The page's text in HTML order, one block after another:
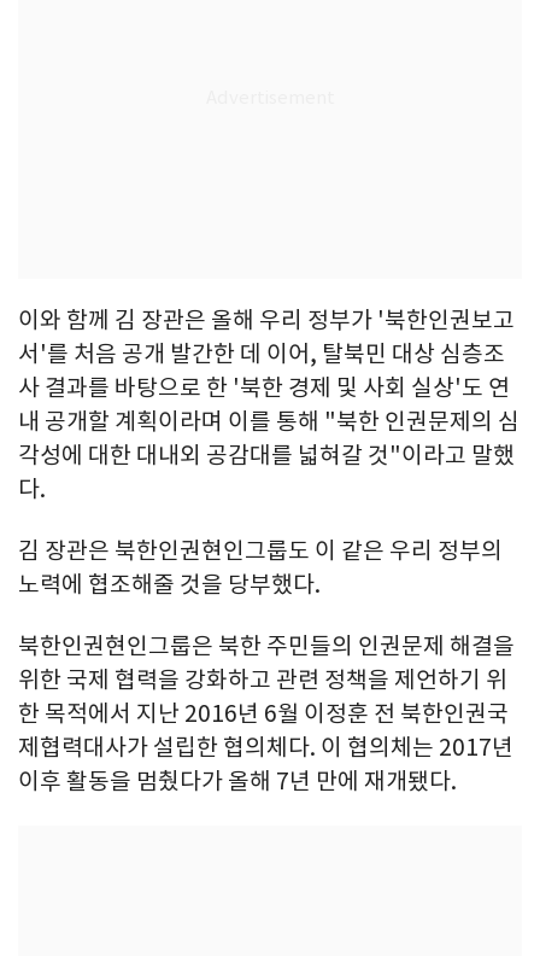
이와 함께 김 장관은 올해 우리 정부가 '북한인권보고
서'를 처음 공개 발간한 데 이어, 탈북민 대상 심층조
사 결과를 바탕으로 한 '북한 경제 및 사회 실상'도 연
내 공개할 계획이라며 이를 통해 "북한 인권문제의 심
각성에 대한 대내외 공감대를 넓혀갈 것"이라고 말했
다.
김 장관은 북한인권현인그룹도 이 같은 우리 정부의
노력에 협조해줄 것을 당부했다.
북한인권현인그룹은 북한 주민들의 인권문제 해결을
위한 국제 협력을 강화하고 관련 정책을 제언하기 위
한 목적에서 지난 2016년 6월 이정훈 전 북한인권국
제협력대사가 설립한 협의체다. 이 협의체는 2017년
이후 활동을 멈췄다가 올해 7년 만에 재개됐다.